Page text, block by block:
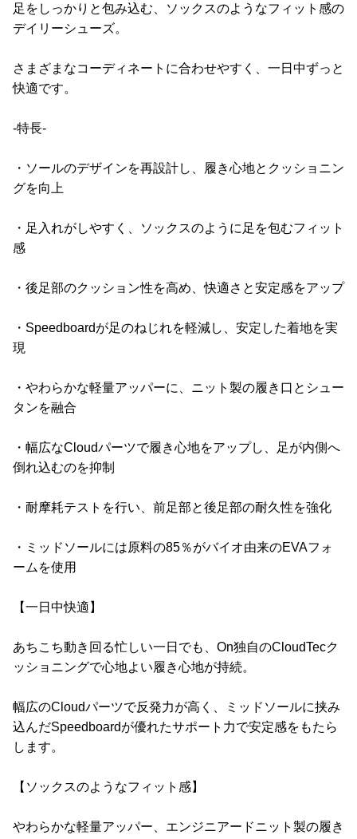
足をしっかりと包み込む、ソックスのようなフィット感の
デイリーシューズ。
さまざまなコーディネートに合わせやすく、一日中ずっと
快適です。
-特長-
・ソールのデザインを再設計し、履き心地とクッショニン
グを向上
・足入れがしやすく、ソックスのように足を包むフィット
感
・後足部のクッション性を高め、快適さと安定感をアップ
・Speedboardが足のねじれを軽減し、安定した着地を実
現
・やわらかな軽量アッパーに、ニット製の履き口とシュー
タンを融合
・幅広なCloudパーツで履き心地をアップし、足が内側へ
倒れ込むのを抑制
・耐摩耗テストを行い、前足部と後足部の耐久性を強化
・ミッドソールには原料の85％がバイオ由来のEVAフォ
ームを使用
【一日中快適】
あちこち動き回る忙しい一日でも、On独自のCloudTecク
ッショニングで心地よい履き心地が持続。
幅広のCloudパーツで反発力が高く、ミッドソールに挟み
込んだSpeedboardが優れたサポート力で安定感をもたら
します。
【ソックスのようなフィット感】
やわらかな軽量アッパー、エンジニアードニット製の履き